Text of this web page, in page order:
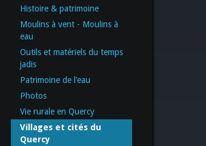
Histoire & patrimoine
Moulins à vent - Moulins à
eau
Outils et matériels du temps
jadis
Patrimoine de l’eau
Photos
Vie rurale en Quercy
Villages et cités du
Quercy